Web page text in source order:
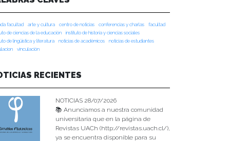
facultad arte y cultura centro de noticias conferencias y charlas
facultad
de ciencias de la educación
instituto de historia y ciencias sociales
de lingüística y literatura
noticias de académicos
noticias de estudiantes
vinculación
RECIENTES
NOTICIAS 28/07/2026
📚 Anunciamos a nuestra comunidad
universitaria que en la página de
Revistas UACh (http://revistas.uach.cl/),
ya se encuentra disponible para su